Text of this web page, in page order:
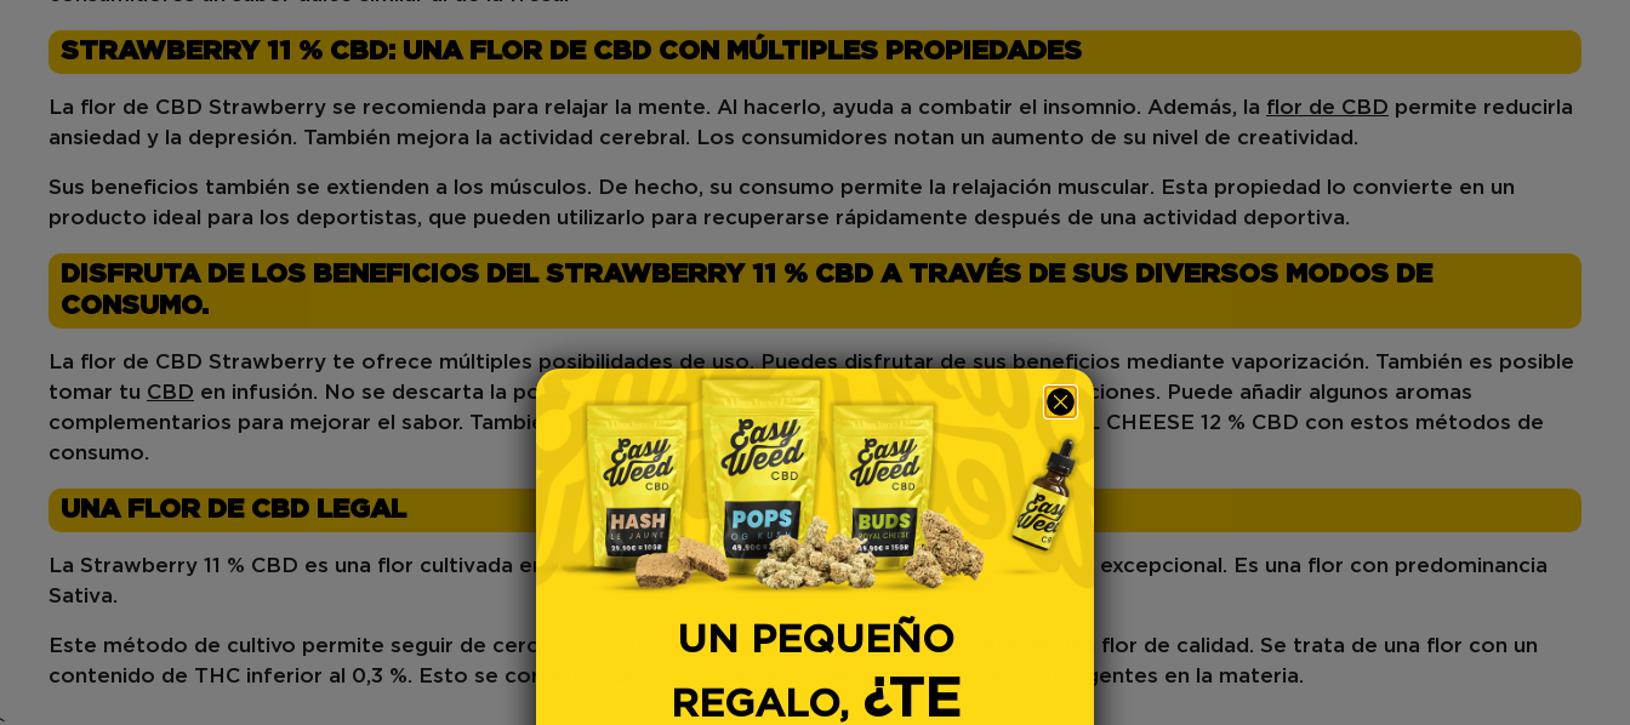
STRAWBERRY 11 % CBD: UNA FLOR DE CBD CON MÚLTIPLES PROPIEDADES
La flor de CBD Strawberry se recomienda para relajar la mente. Al hacerlo, ayuda a combatir el insomnio. Además, la flor de CBD permite reducir la
ansiedad y la depresión. También mejora la actividad cerebral. Los consumidores notan un aumento de su nivel de creatividad.
Sus beneficios también se extienden a los músculos. De hecho, su consumo permite la relajación muscular. Esta propiedad lo convierte en un
producto ideal para los deportistas, que pueden utilizarlo para recuperarse rápidamente después de una actividad deportiva.
DISFRUTA DE LOS BENEFICIOS DEL STRAWBERRY 11 % CBD A TRAVÉS DE SUS DIVERSOS MODOS DE
CONSUMO.
La flor de CBD Strawberry te ofrece múltiples posibilidades de uso. Puedes disfrutar de sus beneficios mediante vaporización. También es posible
tomar tu CBD en infusión. No se descarta la posibilidad de incorporar la flor a alguna de sus preparaciones. Puede añadir algunos aromas
complementarios para mejorar el sabor. También puede beneficiarse de las propiedades de la
ROYAL CHEESE 12 % CBD con estos métodos de
consumo.
UNA FLOR DE CBD LEGAL
La Strawberry 11 % CBD es una flor cultivada en interior. Es el resultado de una técnica dehibridación
excepcional. Es una flor con predominancia
Sativa.
Este método de cultivo permite seguir de cerca su evolución. El cultivo interior permite obtener una flor de calidad. Se trata de una flor con un
contenido de THC inferior al 0,3 %. Esto se corresponde con el contenido exigido por las normas vigentes en la materia.
UN PEQUEÑO
REGALO, ¿TE